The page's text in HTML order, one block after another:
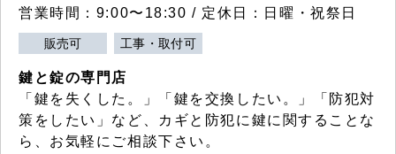
営業時間：9:00〜18:30 / 定休日：日曜・祝祭日
販売可 工事・取付可
鍵と錠の専門店
「鍵を失くした。」「鍵を交換したい。」「防犯対
策をしたい」など、カギと防犯に鍵に関することな
ら、お気軽にご相談下さい。